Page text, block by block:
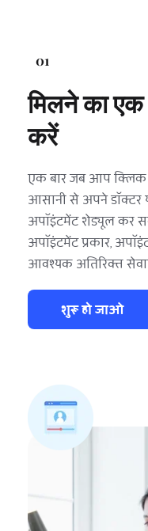
01
मिलने का
करें
एक बार जब आप
आसानी से अपने डॉक्टर
अपॉइंटमेंट शेड्यूल कर
अपॉइंटमेंट प्रकार,
आवश्यक अतिरिक्त
शुरू हो जाओ